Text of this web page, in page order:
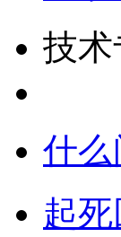
技术
什
起